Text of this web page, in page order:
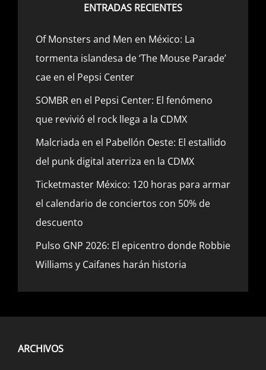
ENTRADAS RECIENTES
Of Monsters and Men en México: La
tormenta islandesa de ‘The Mouse Parade’
cae en el Pepsi Center
SOMBR en el Pepsi Center: El fenómeno
que revivió el rock llega a la CDMX
Malcriada en el Pabellón Oeste: El estallido
del punk digital aterriza en la CDMX
Ticketmaster México: 120 horas para armar
el calendario de conciertos con 50% de
descuento
Pulso GNP 2026: El epicentro donde Robbie
Williams y Caifanes harán historia
ARCHIVOS